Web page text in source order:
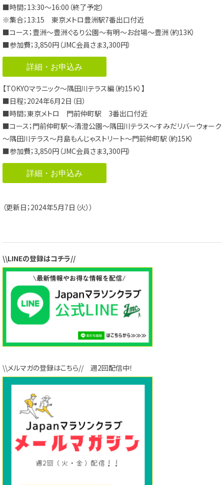
■時間；13:30～16:00（終了予定）
※集合；13:15 東京メトロ豊洲駅7番出口付近
■コース；豊洲～豊洲ぐるり公園～有明～お台場～豊洲（約13K）
■参加費；3,850円（JMC会員さま3,300円）
詳細・お申込み
【TOKYOマラニック～隅田川テラス編（約15Ｋ）】
■日程；2024年6月2日（日）
■時間；東京メトロ 門前仲町駅 3番出口付近
■コース；門前仲町駅～清澄公園～隅田川テラス～すみだリバーウォーク
～隅田川テラス～月島もんじゃストリート～門前仲町駅（約15K）
■参加費；3,850円（JMC会員さま3,300円）
詳細・お申込み
（更新日；2024年5月7日（火））
\\LINEの登録はコチラ//
\\メルマガの登録はこちら// 週2回配信中！